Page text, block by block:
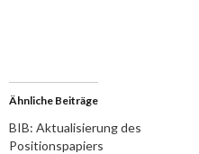
Ähnliche Beiträge
BIB: Aktualisierung des
Positionspapiers